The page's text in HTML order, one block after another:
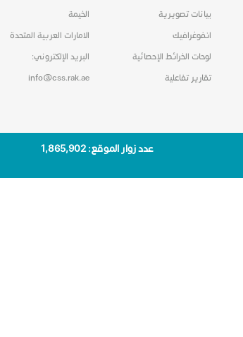
بيانات تصويرية
انفوغرافيك
لوحات الخرائط الإحصائية
تقارير تفاعلية
الخيمة
الامارات العربية المتحدة
البريد الإلكتروني:
info@css.rak.ae
عدد زوار الموقع: 1٬865٬902